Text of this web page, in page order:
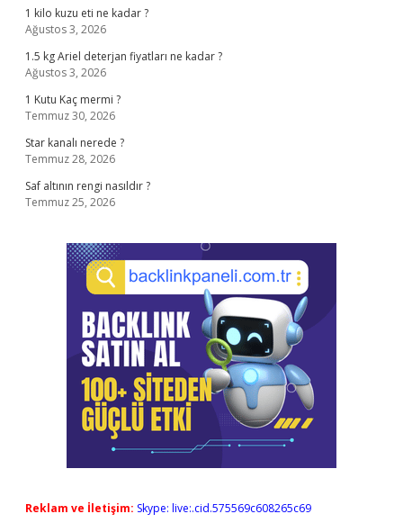
1 kilo kuzu eti ne kadar ?
Ağustos 3, 2026
1.5 kg Ariel deterjan fiyatları ne kadar ?
Ağustos 3, 2026
1 Kutu Kaç mermi ?
Temmuz 30, 2026
Star kanalı nerede ?
Temmuz 28, 2026
Saf altının rengi nasıldır ?
Temmuz 25, 2026
Reklam ve İletişim: Skype: live:.cid.575569c608265c69